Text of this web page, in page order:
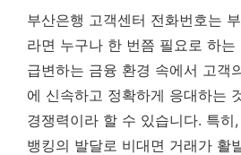
부산은행 고객센터 전화번호는
라면 누구나 한 번쯤 필요로 하는
급변하는 금융 환경 속에서 고객
에 신속하고 정확하게 응대하는
경쟁력이라 할 수 있습니다. 특히
뱅킹의 발달로 비대면 거래가 활